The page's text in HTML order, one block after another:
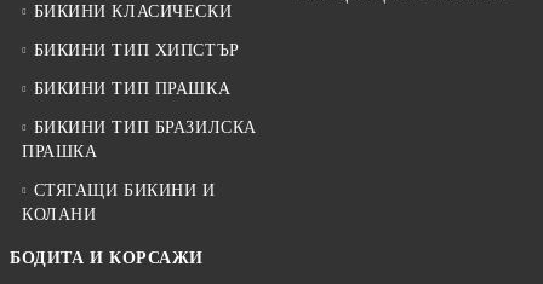
БИКИНИ КЛАСИЧЕСКИ
БИКИНИ ТИП ХИПСТЪР
БИКИНИ ТИП ПРАШКА
БИКИНИ ТИП БРАЗИЛСКА
ПРАШКА
СТЯГАЩИ БИКИНИ И
КОЛАНИ
БОДИТА И КОРСАЖИ